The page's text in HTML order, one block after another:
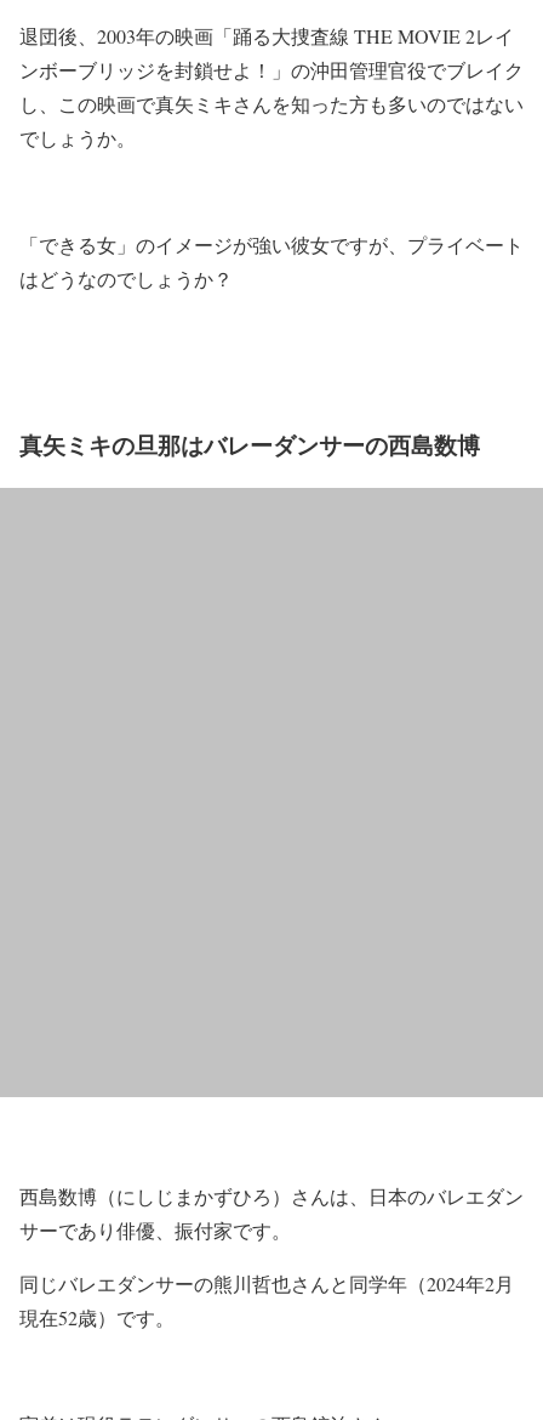
退団後、2003年の映画「踊る大捜査線 THE MOVIE 2レイ
ンボーブリッジを封鎖せよ！」の沖田管理官役でブレイク
し、この映画で真矢ミキさんを知った方も多いのではない
でしょうか。
「できる女」のイメージが強い彼女ですが、プライベート
はどうなのでしょうか？
真矢ミキの旦那はバレーダンサーの西島数博
西島数博（にしじまかずひろ）さんは、日本のバレエダン
サーであり俳優、振付家です。
同じバレエダンサーの熊川哲也さんと同学年（2024年2月
現在52歳）です。